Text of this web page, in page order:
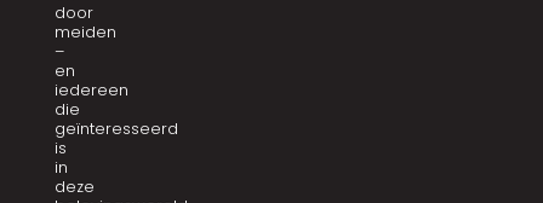
door
meiden
–
en
iedereen
die
geïnteresseerd
is
in
deze